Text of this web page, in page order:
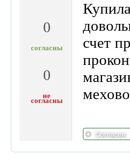
0
согласны
0
не
согласны
счет